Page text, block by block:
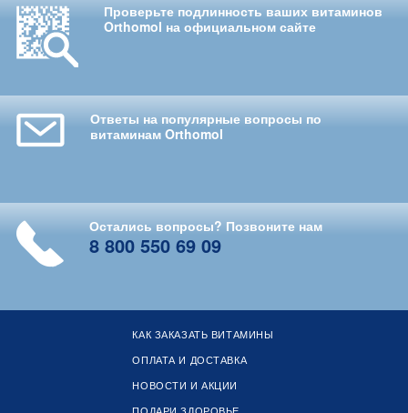
Проверьте подлинность ваших витаминов
Orthomol на официальном сайте
Ответы на популярные вопросы по
витаминам Orthomol
Остались вопросы? Позвоните нам
8 800 550 69 09
КАК ЗАКАЗАТЬ ВИТАМИНЫ
ОПЛАТА И ДОСТАВКА
НОВОСТИ И АКЦИИ
ПОДАРИ ЗДОРОВЬЕ